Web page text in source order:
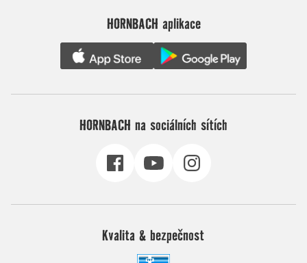
HORNBACH aplikace
HORNBACH na sociálních sítích
Kvalita & bezpečnost